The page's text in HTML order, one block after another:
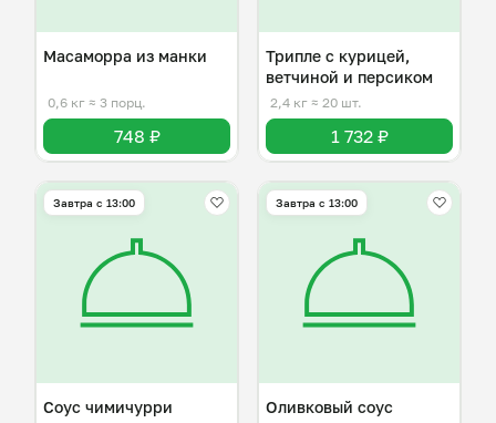
Масаморра из манки
0,6 кг ≈ 3 порц.
748 ₽
Трипле с курицей,
ветчиной и персиком
2,4 кг ≈ 20 шт.
1 732 ₽
Завтра c 13:00
Соус чимичурри
Завтра c 13:00
Оливковый соус